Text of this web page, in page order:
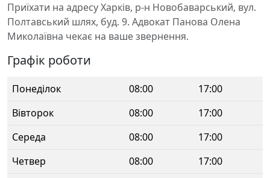
Приїхати на адресу Харків, р-н Новобаварський, вул.
Полтавський шлях, буд. 9. Адвокат Панова Олена
Миколаївна чекає на ваше звернення.
Графік роботи
Понеділок 08:00
17:00
Вівторок
08:00
17:00
Середа
08:00
17:00
Четвер
08:00
17:00